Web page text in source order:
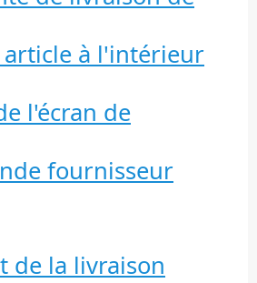
article à l'intérieur
l'écran de
fournisseur
de la livraison